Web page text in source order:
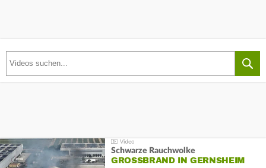
Schwarze Rauchwolke
GROSSBRAND IN GERNSHEIM